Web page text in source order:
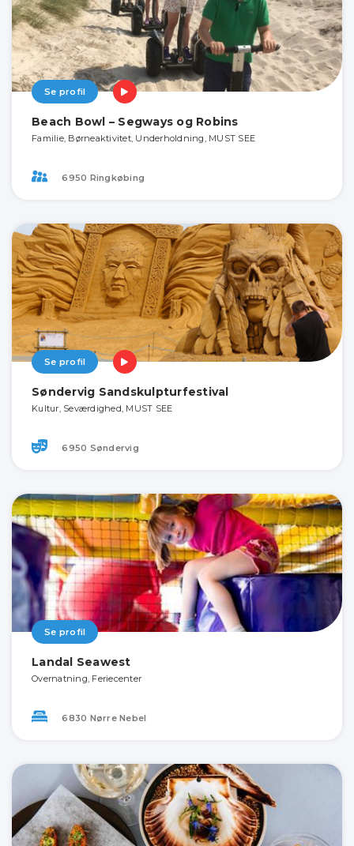
Se profil
Beach Bowl – Segways og Robins
Familie, Børneaktivitet, Underholdning, MUST SEE
6950 Ringkøbing
Se profil
Søndervig Sandskulpturfestival
Kultur, Seværdighed, MUST SEE
6950 Søndervig
Se profil
Landal Seawest
Overnatning, Feriecenter
6830 Nørre Nebel